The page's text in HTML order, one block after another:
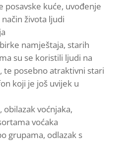
posavske kuće, uvođenje
života ljudi
namještaja, starih
su se koristili ljudi na
te posebno atraktivni stari
koji je još uvijek u
voćnjaka,
voćaka
grupama, odlazak s